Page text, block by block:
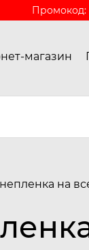
Промокод:
магазин
на